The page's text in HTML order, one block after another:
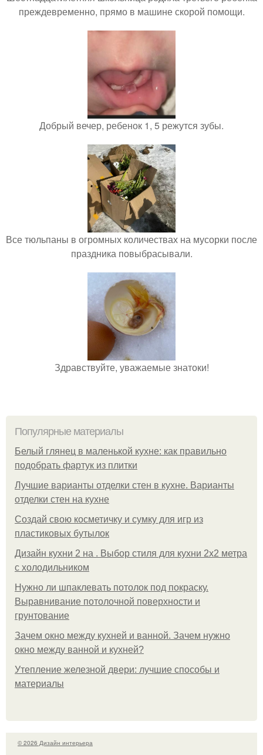
преждевременно, прямо в машине скорой помощи.
Добрый вечер, ребенок 1, 5 режутся зубы.
Все тюльпаны в огромных количествах на мусорки после
праздника повыбрасывали.
Здравствуйте, уважаемые знатоки!
Популярные материалы
Белый глянец в маленькой кухне: как правильно
подобрать фартук из плитки
Лучшие варианты отделки стен в кухне. Варианты
отделки стен на кухне
Создай свою косметичку и сумку для игр из
пластиковых бутылок
Дизайн кухни 2 на . Выбор стиля для кухни 2х2 метра
с холодильником
Нужно ли шпаклевать потолок под покраску.
Выравнивание потолочной поверхности и
грунтование
Зачем окно между кухней и ванной. Зачем нужно
окно между ванной и кухней?
Утепление железной двери: лучшие способы и
материалы
© 2026 Дизайн интерьера